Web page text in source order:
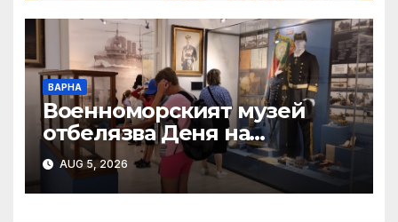
ВАРНА
Военноморският музей
отбелязва Деня на
Военноморските сили с
вход свободен и филмови
прожекции
AUG 5, 2026